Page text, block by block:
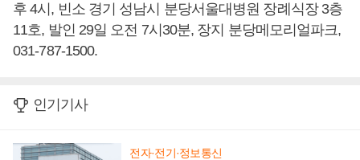
후 4시, 빈소 경기 성남시 분당서울대병원 장례식장 3층
11호, 발인 29일 오전 7시30분, 장지 분당메모리얼파크,
031-787-1500.
인기기사
전자·전기·정보통신